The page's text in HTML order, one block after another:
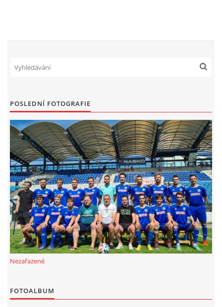
ičo 27005305
© 2026 eStránky.cz
POSLEDNÍ FOTOGRAFIE
Nezařazené
FOTOALBUM